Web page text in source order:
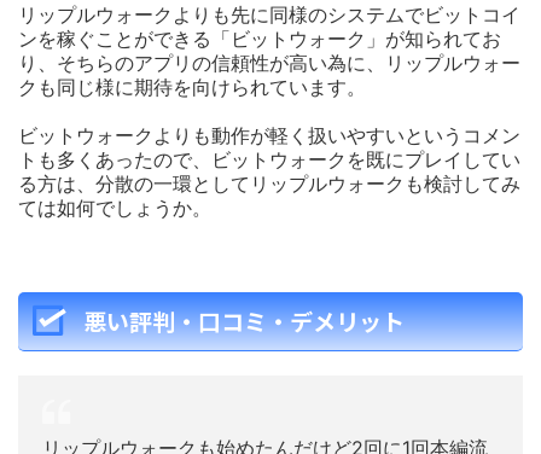
リップルウォークよりも先に同様のシステムでビットコイ
ンを稼ぐことができる「ビットウォーク」が知られてお
り、そちらのアプリの信頼性が高い為に、リップルウォー
クも同じ様に期待を向けられています。
ビットウォークよりも動作が軽く扱いやすいというコメン
トも多くあったので、ビットウォークを既にプレイしてい
る方は、分散の一環としてリップルウォークも検討してみ
ては如何でしょうか。
悪い評判・口コミ・デメリット
リップルウォークも始めたんだけど2回に1回本編流